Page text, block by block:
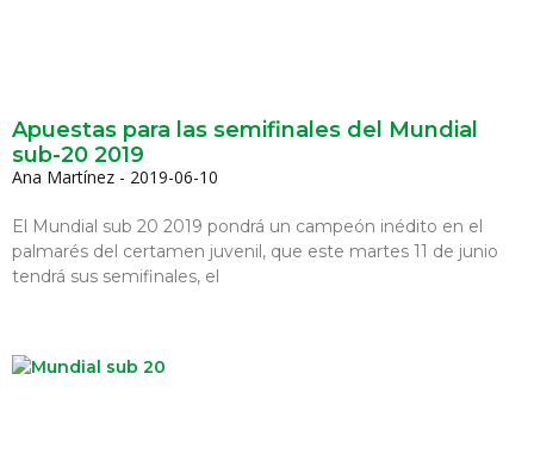
Apuestas para las semifinales del Mundial
sub-20 2019
Ana Martínez 2019-06-10
El Mundial sub 20 2019 pondrá un campeón inédito en el
palmarés del certamen juvenil, que este martes 11 de junio
tendrá sus semifinales, el